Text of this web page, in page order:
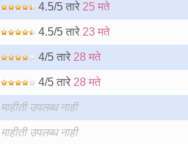
4.5/5 तारे 25 मते
4.5/5 तारे 23 मते
4/5 तारे 28 मते
4/5 तारे 28 मते
माहीती उपलब्ध नाही
माहीती उपलब्ध नाही